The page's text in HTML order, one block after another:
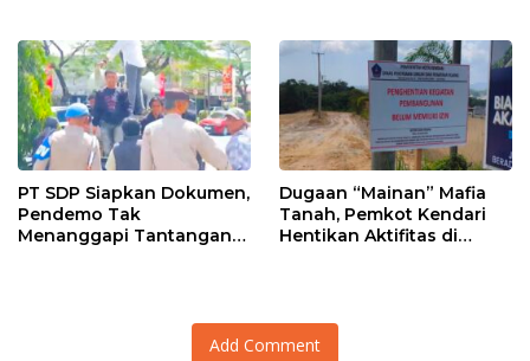
PT SDP Siapkan Dokumen,
Pendemo Tak
Menanggapi Tantangan
Dugaan “Mainan” Mafia
Tanah, Pemkot Kendari
Hentikan Aktifitas di
Add Comment